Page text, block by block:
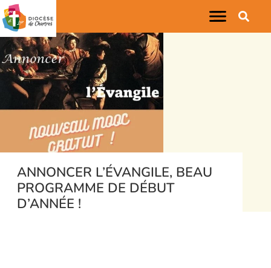
ANNONCER L’ÉVANGILE, BEAU
PROGRAMME DE DÉBUT
D’ANNÉE !